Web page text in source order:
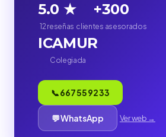
5.0 ★
12 reseñas
+300
clientes asesorados
ICAMUR
Colegiada
📞 667 55 92 33
💬 WhatsApp Ver web →